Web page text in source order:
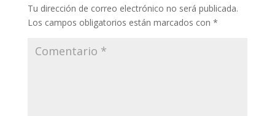
Tu dirección de correo electrónico no será publicada.
Los campos obligatorios están marcados con *